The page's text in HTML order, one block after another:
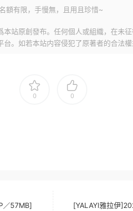
額有限，手慢無，且用且珍惜~
站原創發布。任何個人或組織，在未
。如若本站内容侵犯了原著者的合法權
0 0
／57MB]
[YALAYI雅拉伊